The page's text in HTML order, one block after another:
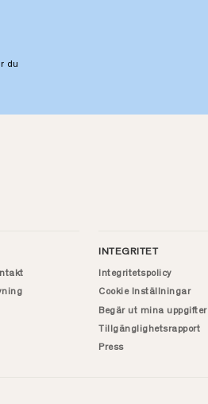
du
INTEGRITET
Integritetspolicy
Cookie Inställningar
Begär ut mina uppgifter
Tillgänglighetsrapport
Press